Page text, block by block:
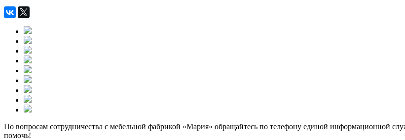
По вопросам сотрудничества с мебельной фабрикой «Мария» обращайтесь по телефону единой информационной
помочь!